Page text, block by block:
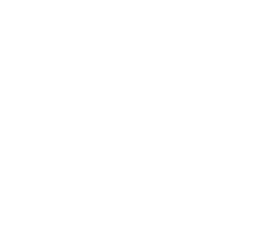
priamo na recepcii hotela. Rozsah a kvalita uvedených